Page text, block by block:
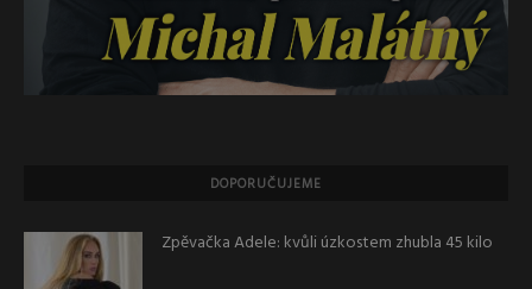
DOPORUČUJEME
Zpěvačka Adele: kvůli úzkostem zhubla 45 kilo